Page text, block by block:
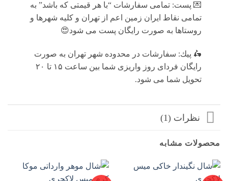
💌 پست: تمامى سفارشات “با هر قيمتى كه باشد” به
تمامى نقاط ايران زمين اعم از تهران و كليه شهرها و
روستاها به صورت رايگان پست می شود😍
🛵 پيك: سفارشات در محدوده شهر تهران به صورت
رايگان فرداى روز واريزى شما بين ساعت ۱۵ تا ٢٠
تحويل شما مى شود.
نظرات (1)
محصولات مشابه